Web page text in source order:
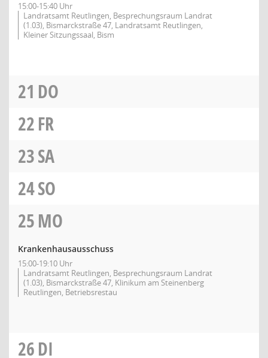
15:00-15:40 Uhr
Landratsamt Reutlingen, Besprechungsraum Landrat
(1.03), Bismarckstraße 47, Landratsamt Reutlingen,
Kleiner Sitzungssaal, Bism
21 DO
22FR
23SA
24SO
25MO
Krankenhausausschuss
15:00-19:10 Uhr
Landratsamt Reutlingen, Besprechungsraum Landrat
(1.03), Bismarckstraße 47, Klinikum am Steinenberg
Reutlingen, Betriebsrestau
26DI